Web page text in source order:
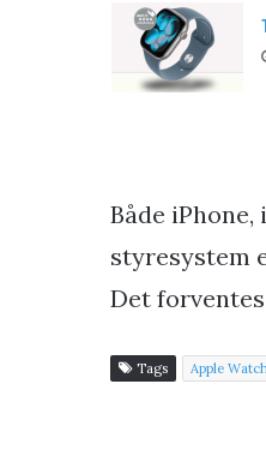
Både
styresystem
Det
Tags Apple